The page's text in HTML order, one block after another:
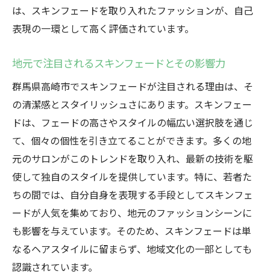
は、スキンフェードを取り入れたファッションが、自己
表現の一環として高く評価されています。
地元で注目されるスキンフェードとその影響力
群馬県高崎市でスキンフェードが注目される理由は、そ
の清潔感とスタイリッシュさにあります。スキンフェー
ドは、フェードの高さやスタイルの幅広い選択肢を通じ
て、個々の個性を引き立てることができます。多くの地
元のサロンがこのトレンドを取り入れ、最新の技術を駆
使して独自のスタイルを提供しています。特に、若者た
ちの間では、自分自身を表現する手段としてスキンフェ
ードが人気を集めており、地元のファッションシーンに
も影響を与えています。そのため、スキンフェードは単
なるヘアスタイルに留まらず、地域文化の一部としても
認識されています。